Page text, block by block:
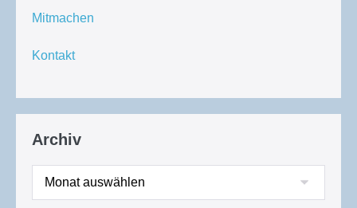
Mitmachen
Kontakt
Archiv
Archiv